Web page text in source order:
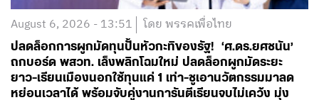
August 6, 2026 - 13:51 โดย พรรคเพื่อไทย
ปลดล็อกการผูกมัดทุนปั้นหัวกะทิของรัฐ! ‘ศ.ดร.ยศชนัน’
ถกบอร์ด พสวท. เล็งพลิกโฉมใหม่ ปลดล็อกผูกมัดระยะ
ยาว-เรียนเมืองนอกใช้ทุนแค่ 1 เท่า-ชูเอานวัตกรรมมาลด
หย่อนเวลาได้ พร้อมจับคู่งานการันตีเรียนจบไม่เคว้ง มุ่ง